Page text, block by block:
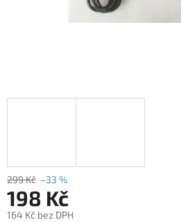
299 Kč –33 %
198 Kč
164 Kč bez DPH